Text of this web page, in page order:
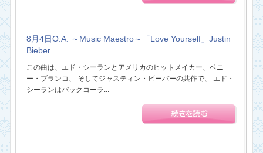
8月4日O.A. ～Music Maestro～「Love Yourself」Justin
Bieber
この曲は、エド・シーランとアメリカのヒットメイカー、ベニ
ー・ブランコ、 そしてジャスティン・ビーバーの共作で、 エド・
シーランはバックコーラ...